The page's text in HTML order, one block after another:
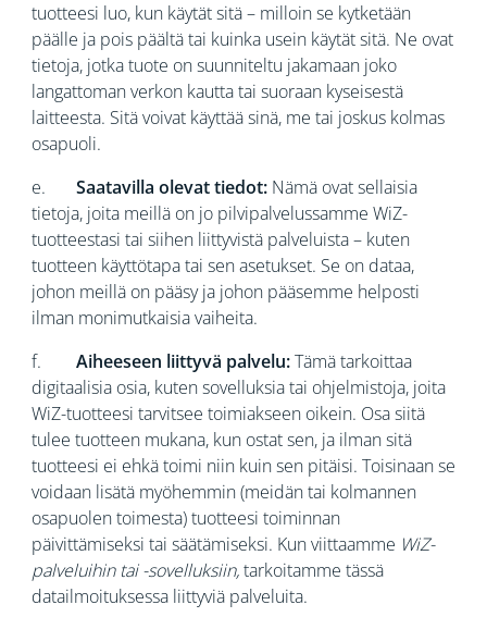
tuotteesi luo, kun käytät sitä – milloin se kytketään
päälle ja pois päältä tai kuinka usein käytät sitä. Ne ovat
tietoja, jotka tuote on suunniteltu jakamaan joko
langattoman verkon kautta tai suoraan kyseisestä
laitteesta. Sitä voivat käyttää sinä, me tai joskus kolmas
osapuoli.
e. Saatavilla olevat tiedot: Nämä ovat sellaisia
tietoja, joita meillä on jo pilvipalvelussamme WiZ-
tuotteestasi tai siihen liittyvistä palveluista – kuten
tuotteen käyttötapa tai sen asetukset. Se on dataa,
johon meillä on pääsy ja johon pääsemme helposti
ilman monimutkaisia vaiheita.
f. Aiheeseen liittyvä palvelu:Tämä tarkoittaa
digitaalisia osia, kuten sovelluksia tai ohjelmistoja, joita
WiZ-tuotteesi tarvitsee toimiakseen oikein. Osa siitä
tulee tuotteen mukana, kun ostat sen, ja ilman sitä
tuotteesi ei ehkä toimi niin kuin sen pitäisi. Toisinaan se
voidaan lisätä myöhemmin (meidän tai kolmannen
osapuolen toimesta) tuotteesi toiminnan
päivittämiseksi tai säätämiseksi. Kun viittaamme WiZ-
palveluihin tai -sovelluksiin,tarkoitamme tässä
datailmoituksessa liittyviä palveluita.